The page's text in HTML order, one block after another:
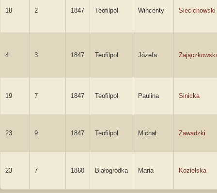
18 2 1847 Teofilpol Wincenty Siecichowski
4 3 1847 Teofilpol Józefa
19 7 1847 Teofilpol Paulina Sinicka
23 9 1847 Teofilpol Michał Zawadzki
23 7 1860 Białogródka Maria Kozielska